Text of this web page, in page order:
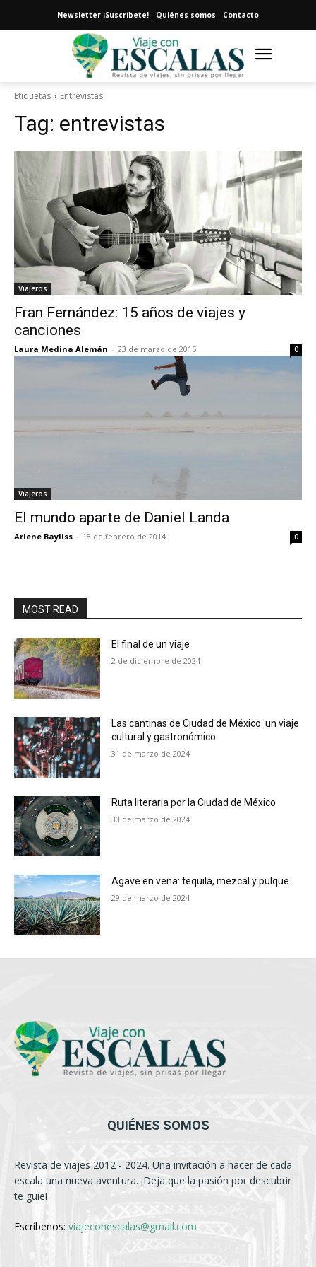
Newsletter ¡Suscríbete! Quiénes somos Contacto
Etiquetas Entrevistas
Tag: entrevistas
Viajeros
Fran Fernández: 15 años de viajes y
canciones
Laura Medina Alemán - 23 de marzo de 2015 0
Viajeros
El mundo aparte de Daniel Landa
Arlene Bayliss - 18 de febrero de 2014 0
MOST READ
El final de un viaje
2 de diciembre de 2024
Las cantinas de Ciudad de México: un viaje
cultural y gastronómico
31 de marzo de 2024
Ruta literaria por la Ciudad de México
30 de marzo de 2024
Agave en vena: tequila, mezcal y pulque
29 de marzo de 2024
QUIÉNES SOMOS
Revista de viajes 2012 - 2024. Una invitación a hacer de cada
escala una nueva aventura. ¡Deja que la pasión por descubrir
te guíe!
Escríbenos: viajeconescalas@gmail.com